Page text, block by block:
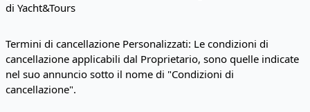
di Yacht&Tours
Termini di cancellazione Personalizzati: Le condizioni di
cancellazione applicabili dal Proprietario, sono quelle indicate
nel suo annuncio sotto il nome di "Condizioni di
cancellazione".